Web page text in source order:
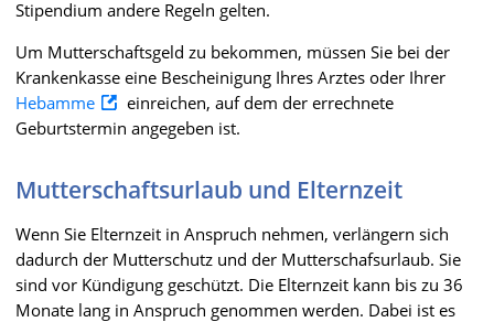
Stipendium andere Regeln gelten.
Um Mutterschaftsgeld zu bekommen, müssen Sie bei der
Krankenkasse eine Bescheinigung Ihres Arztes oder Ihrer
Hebamme
einreichen, auf dem der errechnete
Geburtstermin angegeben ist.
Mutterschaftsurlaub und Elternzeit
Wenn Sie Elternzeit in Anspruch nehmen, verlängern sich
dadurch der Mutterschutz und der Mutterschafsurlaub. Sie
sind vor Kündigung geschützt. Die Elternzeit kann bis zu 36
Monate lang in Anspruch genommen werden. Dabei ist es